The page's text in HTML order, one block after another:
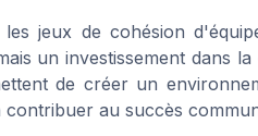
jeux de cohésion
un investissement dans
de créer un
contribuer au succès